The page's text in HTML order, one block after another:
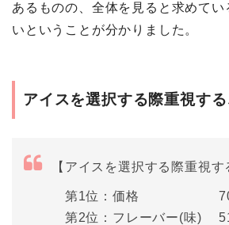
あるものの、全体を見ると求めてい
いということが分かりました。
アイスを選択する際重視する
【アイスを選択する際重視す
第1位：価格
第2位：フレーバー(味)